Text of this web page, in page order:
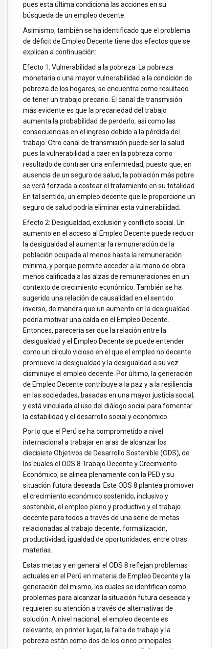
pues esta última condiciona las acciones en su
búsqueda de un empleo decente.
Asimismo, también se ha identificado que el problema
de déficit de Empleo Decente tiene dos efectos que se
explican a continuación:
Efecto 1: Vulnerabilidad a la pobreza. La pobreza
monetaria o una mayor vulnerabilidad a la condición de
pobreza de los hogares, se encuentra como resultado
de tener un trabajo precario. El canal de transmisión
más evidente es que la precariedad del trabajo
aumenta la probabilidad de perderlo, así como las
consecuencias en el ingreso debido a la pérdida del
trabajo. Otro canal de transmisión puede ser la salud
pues la vulnerabilidad a caer en la pobreza como
resultado de contraer una enfermedad, puesto que, en
ausencia de un seguro de salud, la población más pobre
se verá forzada a costear el tratamiento en su totalidad.
En tal sentido, un empleo decente que le proporcione un
seguro de salud podría eliminar esta vulnerabilidad.
Efecto 2: Desigualdad, exclusión y conflicto social. Un
aumento en el acceso al Empleo Decente puede reducir
la desigualdad al aumentar la remuneración de la
población ocupada al menos hasta la remuneración
mínima, y porque permite acceder a la mano de obra
menos calificada a las alzas de remuneraciones en un
contexto de crecimiento económico. También se ha
sugerido una relación de causalidad en el sentido
inverso, de manera que un aumento en la desigualdad
podría motivar una caída en el Empleo Decente.
Entonces, parecería ser que la relación entre la
desigualdad y el Empleo Decente se puede entender
como un círculo vicioso en el que el empleo no decente
promueve la desigualdad y la desigualdad a su vez
disminuye el empleo decente. Por último, la generación
de Empleo Decente contribuye a la paz y a la resiliencia
en las sociedades, basadas en una mayor justicia social,
y está vinculada al uso del diálogo social para fomentar
la estabilidad y el desarrollo social y económico.
Por lo que el Perú se ha comprometido a nivel
internacional a trabajar en aras de alcanzar los
diecisiete Objetivos de Desarrollo Sostenible (ODS), de
los cuales el ODS 8 Trabajo Decente y Crecimiento
Económico, se alinea plenamente con la PED y su
situación futura deseada. Este ODS 8 plantea promover
el crecimiento económico sostenido, inclusivo y
sostenible, el empleo pleno y productivo y el trabajo
decente para todos a través de una serie de metas
relacionadas al trabajo decente, formalización,
productividad, igualdad de oportunidades, entre otras
materias.
Estas metas y en general el ODS 8 reflejan problemas
actuales en el Perú en materia de Empleo Decente y la
generación del mismo, los cuales se identifican como
problemas para alcanzar la situación futura deseada y
requieren su atención a través de alternativas de
solución. A nivel nacional, el empleo decente es
relevante, en primer lugar, la falta de trabajo y la
pobreza están como dos de los cinco principales